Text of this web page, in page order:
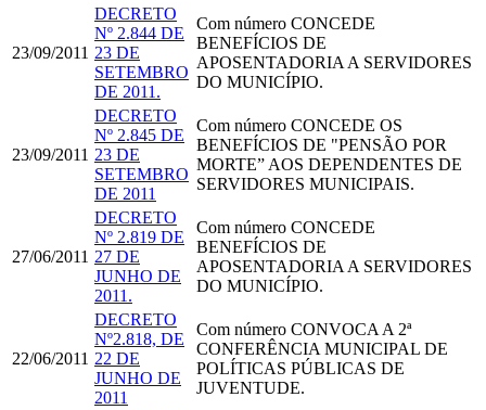
23/09/2011
DECRETO
Nº 2.844 DE
23 DE
SETEMBRO
DE 2011.
Com número CONCEDE
BENEFÍCIOS DE
APOSENTADORIA A SERVIDORES
DO MUNICÍPIO.
23/09/2011
DECRETO
Nº 2.845 DE
23 DE
SETEMBRO
DE 2011
Com número CONCEDE OS
BENEFÍCIOS DE "PENSÃO POR
MORTE” AOS DEPENDENTES DE
SERVIDORES MUNICIPAIS.
27/06/2011
DECRETO
Nº 2.819 DE
27 DE
JUNHO DE
2011.
Com número CONCEDE
BENEFÍCIOS DE
APOSENTADORIA A SERVIDORES
DO MUNICÍPIO.
22/06/2011
DECRETO
Nº2.818, DE
22 DE
JUNHO DE
2011
Com número CONVOCA A 2ª
CONFERÊNCIA MUNICIPAL DE
POLÍTICAS PÚBLICAS DE
JUVENTUDE.